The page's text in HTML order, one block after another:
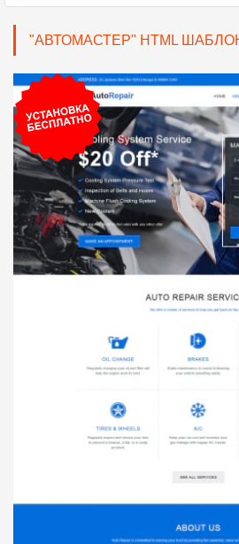
"АВТОМАСТЕР" HTML